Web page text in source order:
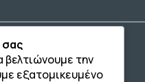
Όμιλος ΔΙΑΚΡΟΤΗΜΑ®. Αρ.
byInnoview.gr
την
εξατομικευμένο